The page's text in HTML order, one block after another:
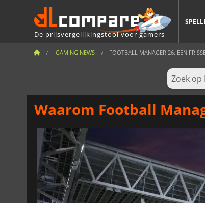
De prijsvergelijkingstool voor gamers
GAMING NEWS FOOTBALL MANAGER 26: EEN
Waarom Football